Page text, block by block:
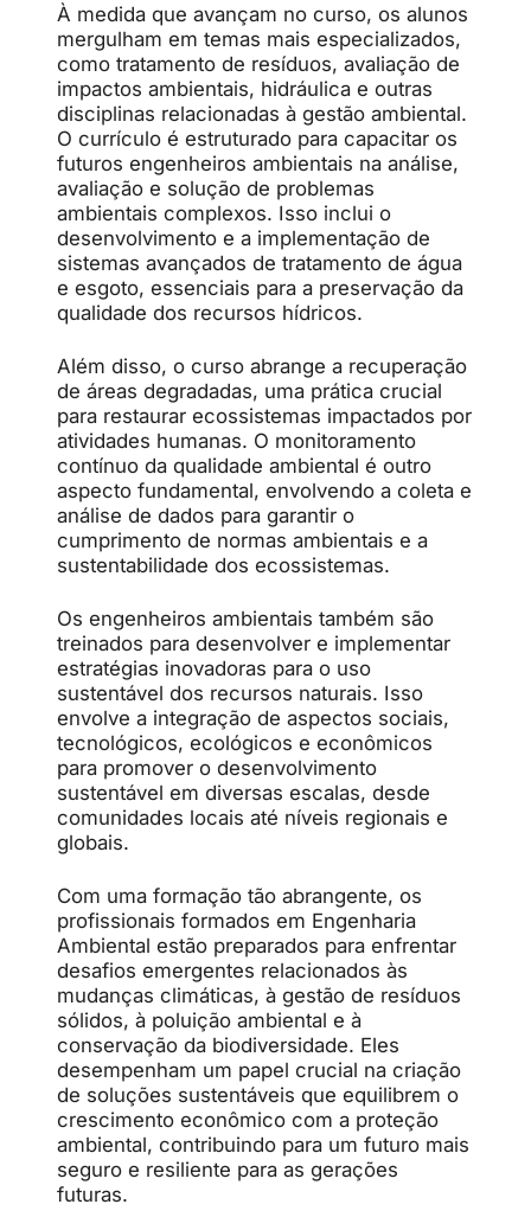
À medida que avançam no curso, os alunos
mergulham em temas mais especializados,
como tratamento de resíduos, avaliação de
impactos ambientais, hidráulica e outras
disciplinas relacionadas à gestão ambiental.
O currículo é estruturado para capacitar os
futuros engenheiros ambientais na análise,
avaliação e solução de problemas
ambientais complexos. Isso inclui o
desenvolvimento e a implementação de
sistemas avançados de tratamento de água
e esgoto, essenciais para a preservação da
qualidade dos recursos hídricos.
Além disso, o curso abrange a recuperação
de áreas degradadas, uma prática crucial
para restaurar ecossistemas impactados por
atividades humanas. O monitoramento
contínuo da qualidade ambiental é outro
aspecto fundamental, envolvendo a coleta e
análise de dados para garantir o
cumprimento de normas ambientais e a
sustentabilidade dos ecossistemas.
Os engenheiros ambientais também são
treinados para desenvolver e implementar
estratégias inovadoras para o uso
sustentável dos recursos naturais. Isso
envolve a integração de aspectos sociais,
tecnológicos, ecológicos e econômicos
para promover o desenvolvimento
sustentável em diversas escalas, desde
comunidades locais até níveis regionais e
globais.
Com uma formação tão abrangente, os
profissionais formados em Engenharia
Ambiental estão preparados para enfrentar
desafios emergentes relacionados às
mudanças climáticas, à gestão de resíduos
sólidos, à poluição ambiental e à
conservação da biodiversidade. Eles
desempenham um papel crucial na criação
de soluções sustentáveis que equilibrem o
crescimento econômico com a proteção
ambiental, contribuindo para um futuro mais
seguro e resiliente para as gerações
futuras.